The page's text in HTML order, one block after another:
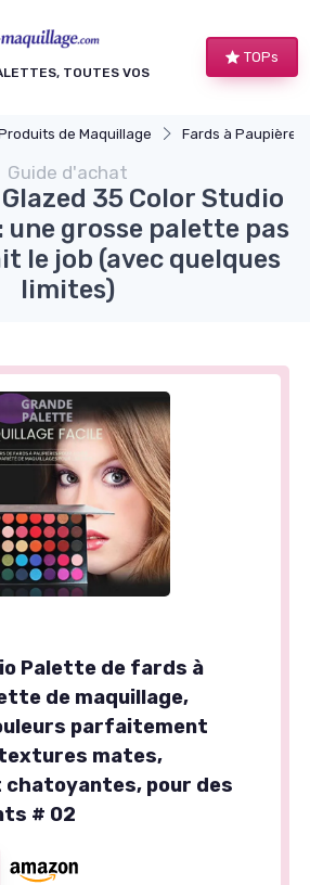
TOUTES VOS
TOPs
de Maquillage Fards à Paupières
Guide d'achat
35 Color Studio
une grosse palette pas
le job (avec quelques
limites)
Palette de fards à
de maquillage,
parfaitement
mates,
chatoyantes, pour des
# 02
cookies